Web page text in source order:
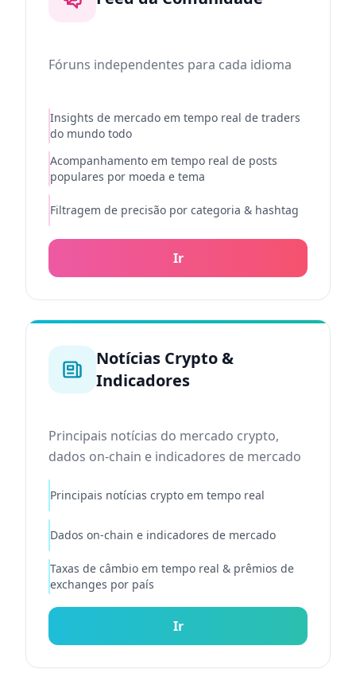
Fóruns independentes para cada idioma
Insights de mercado em tempo real de traders
do mundo todo
Acompanhamento em tempo real de posts
populares por moeda e tema
Filtragem de precisão por categoria & hashtag
Ir
Notícias Crypto &
Indicadores
Principais notícias do mercado crypto,
dados on-chain e indicadores de mercado
Principais notícias crypto em tempo real
Dados on-chain e indicadores de mercado
Taxas de câmbio em tempo real & prêmios de
exchanges por país
Ir